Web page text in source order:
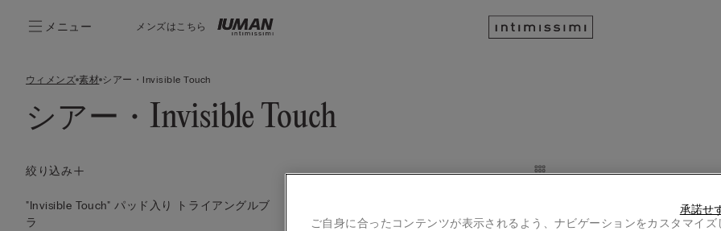
メニュー メンズはこちら
ウィメンズ 素材 シアー・Invisible Touch
シアー・Invisible Touch
絞り込み
"Invisible Touch" パッド入り トライアングルブ
ラ
"Invisible Touch" トライアング
¥ 11,990
ご自身に合ったコンテンツが表示されるよう、ナビゲーションをカスタマイズ
承諾せ